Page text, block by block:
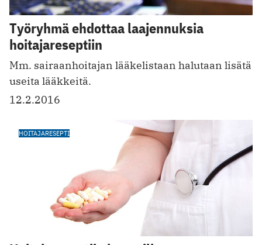
Työryhmä ehdottaa laajennuksia
hoitajareseptiin
Mm. sairaanhoitajan lääkelistaan halutaan lisätä
useita lääkkeitä.
12.2.2016
HOITAJARESEPTI